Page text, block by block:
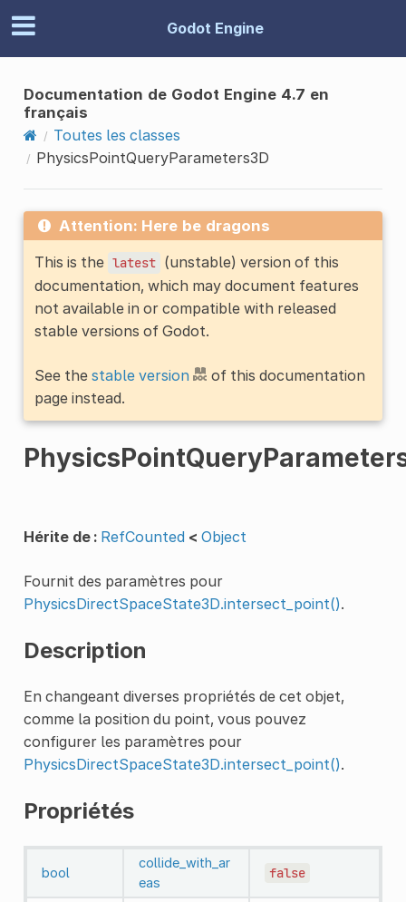
Godot Engine
Documentation de Godot Engine 4.7 en
français
Toutes les classes
PhysicsPointQueryParameters3D
Attention: Here be dragons
This is the latest (unstable) version of this
documentation, which may document features
not available in or compatible with released
stable versions of Godot.
See the stable version
of this documentation
page instead.
Hérite de : RefCounted < Object
Fournit des paramètres pour
PhysicsDirectSpaceState3D.intersect_point().
Description
En changeant diverses propriétés de cet objet,
comme la position du point, vous pouvez
configurer les paramètres pour
PhysicsDirectSpaceState3D.intersect_point().
Propriétés
bool
collide_with_ar
eas
false